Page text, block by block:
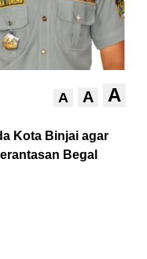
A A A
Kota Binjai agar
Begal